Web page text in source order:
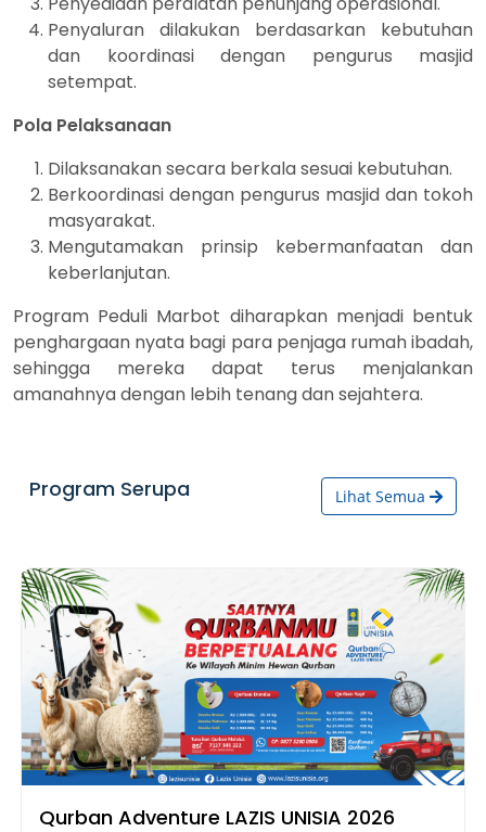
Penyaluran dilakukan berdasarkan kebutuhan
dan koordinasi dengan pengurus masjid
setempat.
Pola Pelaksanaan
Dilaksanakan secara berkala sesuai kebutuhan.
Berkoordinasi dengan pengurus masjid dan tokoh
masyarakat.
Mengutamakan prinsip kebermanfaatan dan
keberlanjutan.
Program Peduli Marbot diharapkan menjadi bentuk
penghargaan nyata bagi para penjaga rumah ibadah,
sehingga mereka dapat terus menjalankan
amanahnya dengan lebih tenang dan sejahtera.
Program Serupa Lihat Semua
Qurban Adventure LAZIS UNISIA 2026